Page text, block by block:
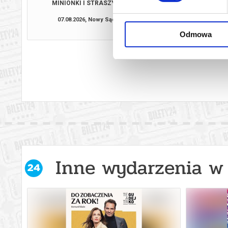
Odmowa
MINIONKI I STRASZYDŁA
07.08.2026, Nowy Sącz
PSI PATROL I
Inne wydarzenia